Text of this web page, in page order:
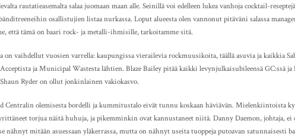
rautatieasemalta salaa juomaan maan alle. Seinillä voi edelleen lukea vanhoja cocktail-
osallistujien listaa nurkassa. Loput alueesta olen vannonut pitäväni salassa
että tämä on baari rock- ja metalli-ihmisille, tarkoitamme sitä.
on vaihdellut vuosien varrella: kaupungissa vierailevia rockmuusikoita, täällä asuvia ja kaikkia
ja Municipal Wastesta lähtien. Blaze Bailey pitää kaikki levynjulkaisubileensä GC:ssä ja
Ryder on ollut jonkinlainen vakiokasvo.
Centralin olemisesta bordelli ja kummitustalo eivät tunnu koskaan häviävän. Mielenkiintoista
torjua näitä huhuja, ja pikemminkin ovat kannustaneet niitä. Danny Daemon, johtaja, ei
nähnyt mitään asuessaan yläkerrassa, mutta on nähnyt useita tuoppeja putoavan satunnaisesti